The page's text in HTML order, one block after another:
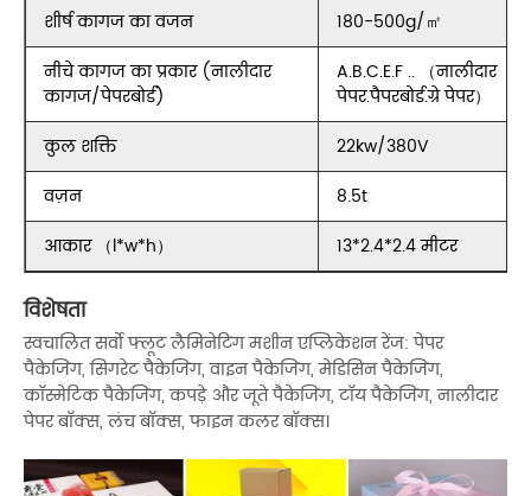
शीर्ष कागज का वजन
180-500g/㎡
नीचे कागज का प्रकार (नालीदार
कागज/पेपरबोर्ड)
A.B.C.E.F .. （नालीदार
पेपर.पैपरबोर्ड.ग्रे पेपर）
कुल शक्ति
22kw/380V
वज़न
8.5t
आकार （l*w*h）
13*2.4*2.4 मीटर
विशेषता
स्वचालित सर्वो फ्लूट लैमिनेटिंग मशीन एप्लिकेशन रेंज: पेपर
पैकेजिंग, सिगरेट पैकेजिंग, वाइन पैकेजिंग, मेडिसिन पैकेजिंग,
कॉस्मेटिक पैकेजिंग, कपड़े और जूते पैकेजिंग, टॉय पैकेजिंग, नालीदार
पेपर बॉक्स, लंच बॉक्स, फाइन कलर बॉक्स।